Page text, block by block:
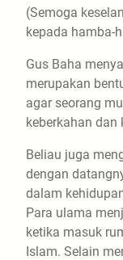
(Semoga
kepada hamba-
Gus Baha
merupakan
agar seorang
keberkahan
Beliau juga
dengan
dalam
Para ulama
ketika masuk
Islam. Selain